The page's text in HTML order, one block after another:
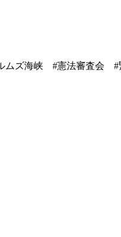
ズ海峡 #憲法審査会 #